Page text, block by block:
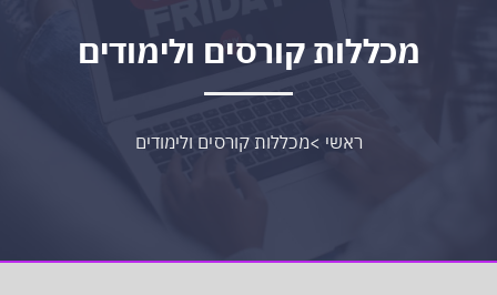
מכללות קורסים ולימודים
ראשי >מכללות קורסים ולימודים